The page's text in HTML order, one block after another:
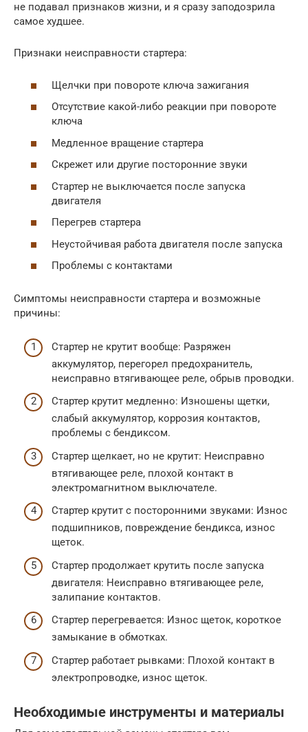
не подавал признаков жизни, и я сразу заподозрила
самое худшее.
Признаки неисправности стартера:
Щелчки при повороте ключа зажигания
Отсутствие какой-либо реакции при повороте
ключа
Медленное вращение стартера
Скрежет или другие посторонние звуки
Стартер не выключается после запуска
двигателя
Перегрев стартера
Неустойчивая работа двигателя после запуска
Проблемы с контактами
Симптомы неисправности стартера и возможные
причины:
Стартер не крутит вообще: Разряжен
аккумулятор, перегорел предохранитель,
неисправно втягивающее реле, обрыв проводки.
Стартер крутит медленно: Изношены щетки,
слабый аккумулятор, коррозия контактов,
проблемы с бендиксом.
Стартер щелкает, но не крутит: Неисправно
втягивающее реле, плохой контакт в
электромагнитном выключателе.
Стартер крутит с посторонними звуками: Износ
подшипников, повреждение бендикса, износ
щеток.
Стартер продолжает крутить после запуска
двигателя: Неисправно втягивающее реле,
залипание контактов.
Стартер перегревается: Износ щеток, короткое
замыкание в обмотках.
Стартер работает рывками: Плохой контакт в
электропроводке, износ щеток.
Необходимые инструменты и материалы